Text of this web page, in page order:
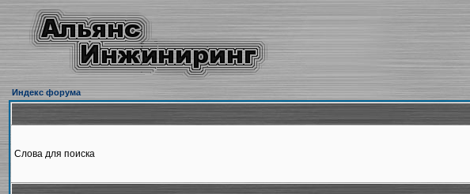
Индекс форума
Слова для поиска